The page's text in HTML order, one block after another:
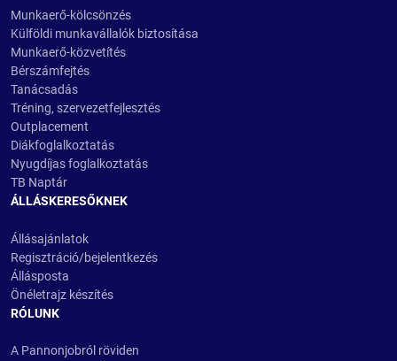
Munkaerő-kölcsönzés
Külföldi munkavállalók biztosítása
Munkaerő-közvetítés
Bérszámfejtés
Tanácsadás
Tréning, szervezetfejlesztés
Outplacement
Diákfoglalkoztatás
Nyugdíjas foglalkoztatás
TB Naptár
ÁLLÁSKERESŐKNEK
Állásajánlatok
Regisztráció/bejelentkezés
Állásposta
Önéletrajz készítés
RÓLUNK
A Pannonjobról röviden